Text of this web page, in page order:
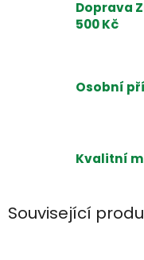
Doprava
500 Kč
Osobní
Kvalitní
Související